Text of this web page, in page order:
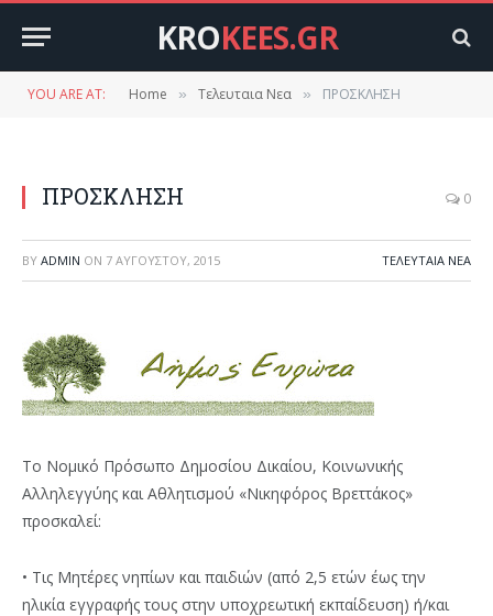
KROKEES.GR
YOU ARE AT: Home » Τελευταια Νεα » ΠΡΟΣΚΛΗΣΗ
ΠΡΟΣΚΛΗΣΗ 0
BY ADMIN ON 7 ΑΥΓΟΎΣΤΟΥ, 2015 ΤΕΛΕΥΤΑΙΑ ΝΕΑ
Το Νομικό Πρόσωπο Δημοσίου Δικαίου, Κοινωνικής
Αλληλεγγύης και Αθλητισμού «Νικηφόρος Βρεττάκος»
προσκαλεί:
• Τις Μητέρες νηπίων και παιδιών (από 2,5 ετών έως την
ηλικία εγγραφής τους στην υποχρεωτική εκπαίδευση) ή/και